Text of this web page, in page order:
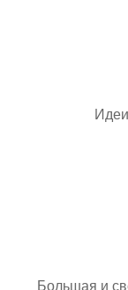
Большая и